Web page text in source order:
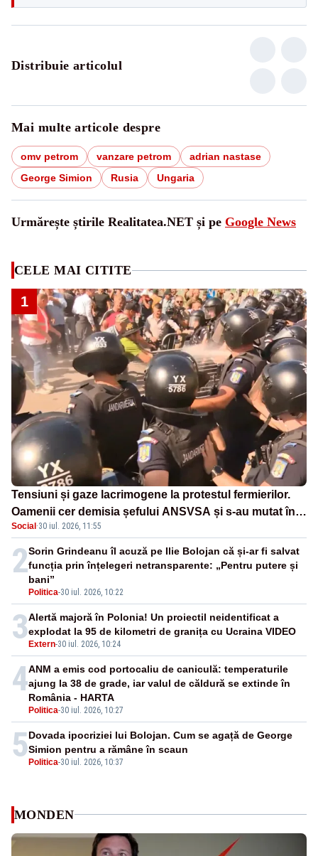
Distribuie articolul
Mai multe articole despre
omv petrom vanzare petrom
adrian nastase
George Simion
Rusia Ungaria
Urmărește știrile Realitatea.NET și pe Google News
CELE MAI CITITE
1
Tensiuni și gaze lacrimogene la protestul fermierilor.
Oamenii cer demisia șefului ANSVSA și s-au mutat în
Piața Victoria– LIVE TEXT
Social·30 iul. 2026, 11:55
2
Politica-30 iul. 2026, 10:22
Sorin Grindeanu îl acuză pe Ilie Bolojan că și-ar fi salvat
funcția prin înțelegeri netransparente: „Pentru putere și
bani”
3Extern-30 iul. 2026, 10:24
Alertă majoră în Polonia! Un proiectil neidentificat a
explodat la 95 de kilometri de granița cu Ucraina VIDEO
4
Politica-30 iul. 2026, 10:27
ANM a emis cod portocaliu de caniculă: temperaturile
ajung la 38 de grade, iar valul de căldură se extinde în
România - HARTA
5Politica-30 iul. 2026, 10:37
Dovada ipocriziei lui Bolojan. Cum se agață de George
Simion pentru a rămâne în scaun
MONDEN